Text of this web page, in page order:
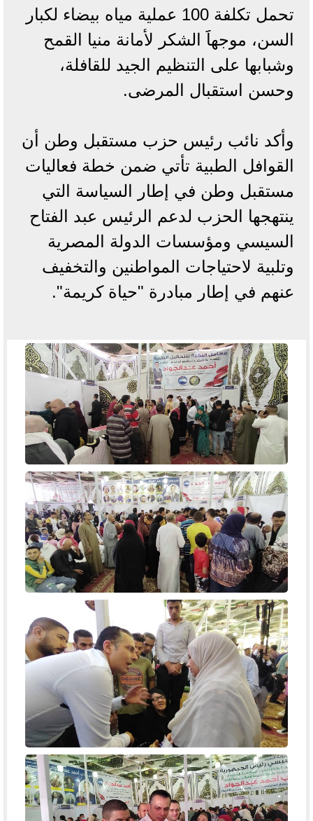
تحمل تكلفة 100 عملية مياه بيضاء لكبار
السن، موجهاََ الشكر لأمانة منيا القمح
وشبابها على التنظيم الجيد للقافلة،
وحسن استقبال المرضى.
وأكد نائب رئيس حزب مستقبل وطن أن
القوافل الطبية تأتي ضمن خطة فعاليات
مستقبل وطن في إطار السياسة التي
ينتهجها الحزب لدعم الرئيس عبد الفتاح
السيسي ومؤسسات الدولة المصرية
وتلبية لاحتياجات المواطنين والتخفيف
عنهم في إطار مبادرة "حياة كريمة".